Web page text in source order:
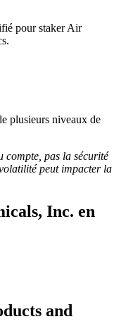
pour staker Air
plusieurs niveaux de
compte, pas la sécurité
peut impacter la
Inc. en
and